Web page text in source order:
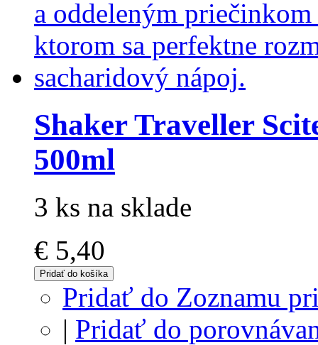
Shaker Traveller
500ml
3 ks na sklade
€ 5,40
Pridať do košíka
Pridať do Zoznamu
| Pridať do